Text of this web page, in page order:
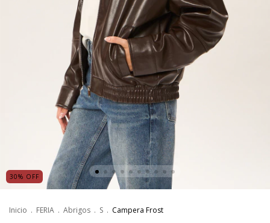
30% OFF
Inicio . FERIA . Abrigos . S . Campera Frost